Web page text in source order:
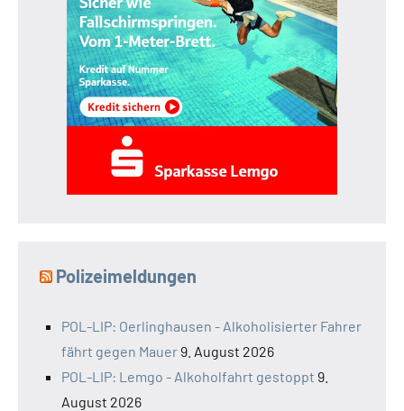
Polizeimeldungen
POL-LIP: Oerlinghausen - Alkoholisierter Fahrer
fährt gegen Mauer 9. August 2026
POL-LIP: Lemgo - Alkoholfahrt gestoppt 9.
August 2026